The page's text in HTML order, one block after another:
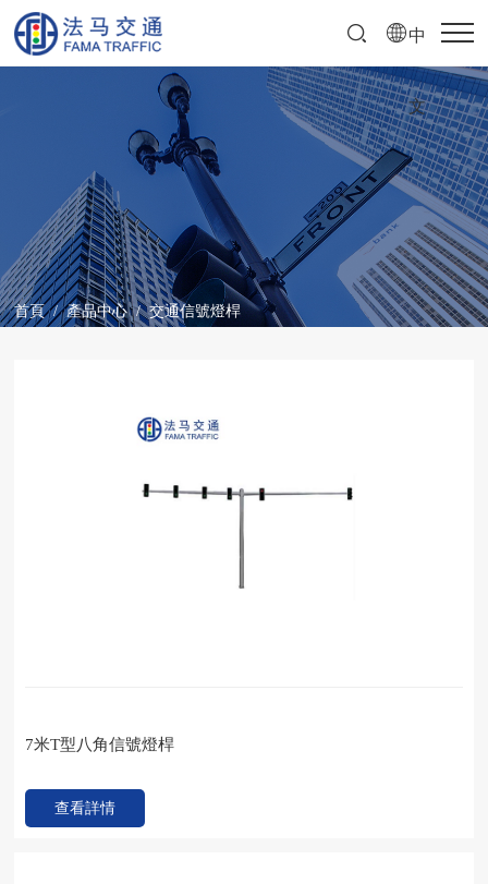
中
文
首頁 / 產品中心 / 交通信號燈桿
7米T型八角信號燈桿
查看詳情